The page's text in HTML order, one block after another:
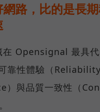
路，比的是長
在 Opensignal 最具
靠性體驗（Reliability
）與品質一致性（